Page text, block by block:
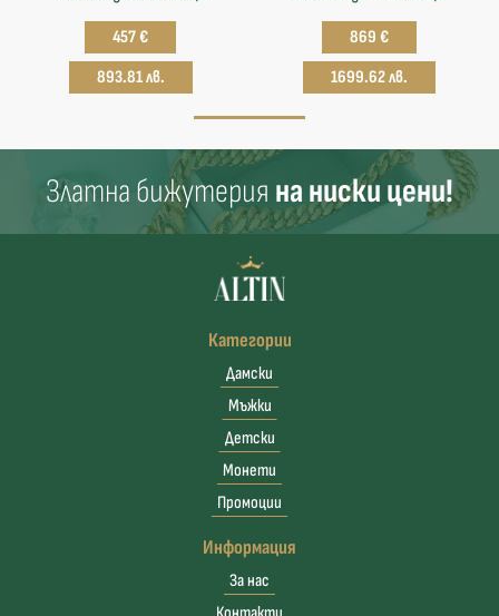
457 €
893.81 лв.
869 €
1699.62 лв.
Златна бижутерия на ниски цени!
Категории
Дамски
Мъжки
Детски
Монети
Промоции
Информация
За нас